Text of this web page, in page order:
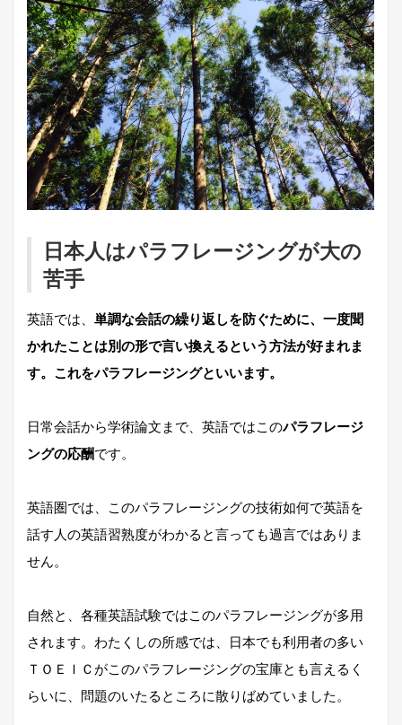
日本人はパラフレージングが大の
苦手
英語では、 単調な会話の繰り返しを防ぐために、一度聞
かれたことは別の形で言い換えるという方法が好まれま
す。これをパラフレージングといいます。
日常会話から学術論文まで、英語ではこのパラフレージ
ングの応酬です。
英語圏では、このパラフレージングの技術如何で英語を
話す人の英語習熟度がわかると言っても過言ではありま
せん。
自然と、各種英語試験ではこのパラフレージングが多用
されます。わたくしの所感では、日本でも利用者の多い
ＴＯＥＩＣがこのパラフレージングの宝庫とも言えるく
らいに、問題のいたるところに散りばめていました。